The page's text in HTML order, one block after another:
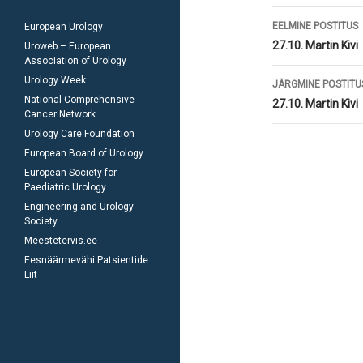
töölaud
EELMINE POSTITUS
27.10. Martin Kivi
JÄRGMINE
27.10. Martin Kivi
European Urology
Uroweb – European
Association of Urology
Urology Week
National Comprehensive
Cancer Network
Urology Care Foundation
European Board of Urology
European Society for
Paediatric Urology
Engineering and Urology
Society
Meestetervis.ee
Eesnäärmevähi Patsientide
Liit